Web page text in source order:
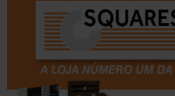
Bom Jesus da Lapa
Boquira
Botuporã